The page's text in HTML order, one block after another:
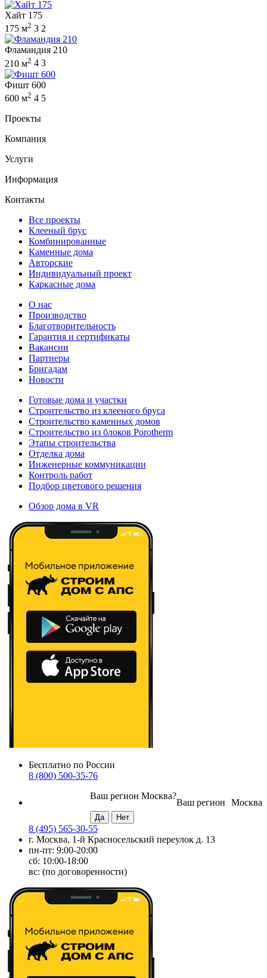
Хайт 175
175 м2 3 2
Фламандия 210
210 м2 4 3
Фишт 600
600 м2 4 5
Проекты
Компания
Услуги
Информация
Контакты
Все проекты
Клееный брус
Комбинированные
Каменные дома
Авторские
Индивидуальный проект
Каркасные дома
О нас
Производство
Благотворительность
Гарантия и сертификаты
Вакансии
Партнеры
Бригадам
Новости
Готовые дома и участки
Строительство из клееного бруса
Строительство каменных домов
Строительство из блоков Porotherm
Этапы строительства
Отделка дома
Инженерные коммуникации
Контроль работ
Подбор цветового решения
Обзор дома в VR
Бесплатно по России
8 (800) 500-35-76
Москва
Ваш регион
Ваш регион Москва?
8 (495) 565-30-55
г. Москва, 1-й Красносельский переулок д. 13
пн-пт: 9:00-20:00
сб: 10:00-18:00
вс: (по договоренности)